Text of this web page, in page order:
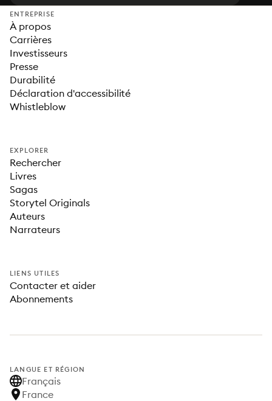
ENTREPRISE
À propos
Carrières
Investisseurs
Presse
Durabilité
Déclaration d'accessibilité
Whistleblow
EXPLORER
Rechercher
Livres
Sagas
Storytel Originals
Auteurs
Narrateurs
LIENS UTILES
Contacter et aider
Abonnements
LANGUE ET RÉGION
Français
France